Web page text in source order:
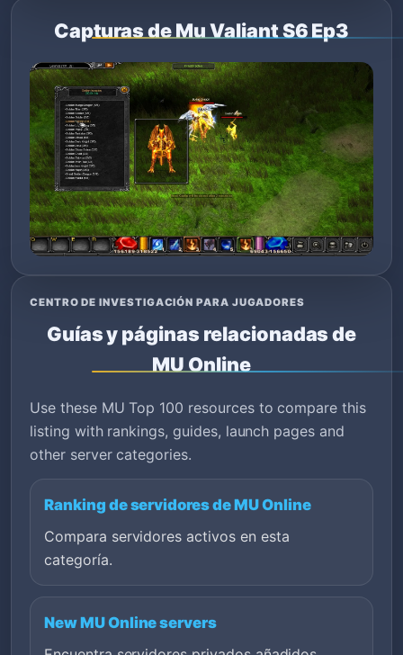
Capturas de Mu Valiant S6 Ep3
CENTRO DE INVESTIGACIÓN PARA JUGADORES
Guías y páginas relacionadas de
MU Online
Use these MU Top 100 resources to compare this
listing with rankings, guides, launch pages and
other server categories.
Ranking de servidores de MU Online
Compara servidores activos en esta
categoría.
New MU Online servers